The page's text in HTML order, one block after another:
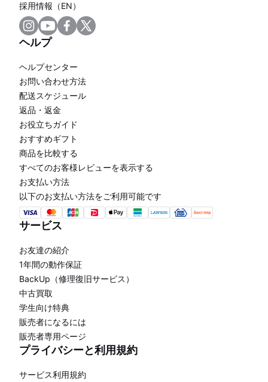
採用情報（EN）
ヘルプ
ヘルプセンター
お問い合わせ方法
配送スケジュール
返品・返金
お役立ちガイド
おすすめギフト
商品を比較する
すべてのお客様レビューを表示する
お支払い方法
以下のお支払い方法をご利用可能です
サービス
お友達の紹介
1年間の動作保証
BackUp（修理復旧サービス）
中古買取
学生向け特典
販売者になるには
販売者専用ページ
プライバシーと利用規約
サービス利用規約